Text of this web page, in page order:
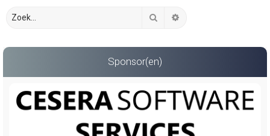
Zoek
Sponsor(en)